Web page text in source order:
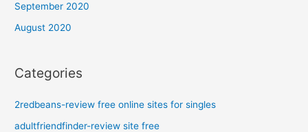
September 2020
August 2020
Categories
2redbeans-review free online sites for singles
adultfriendfinder-review site free